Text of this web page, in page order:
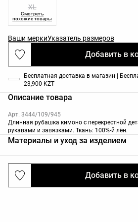
XL
Смотреть
похожие товары
Ваши меркиУказатель размеров
Добавить в
Добавить в
Бесплатная доставка в магазин |
23,900 KZT
Описание товара
Арт. 3444/109/945
Длинная рубашка кимоно с перекрестной
рукавами и завязками. Ткань: 100%-й лён.
Материалы и уход за изделием
Доставка и возврат